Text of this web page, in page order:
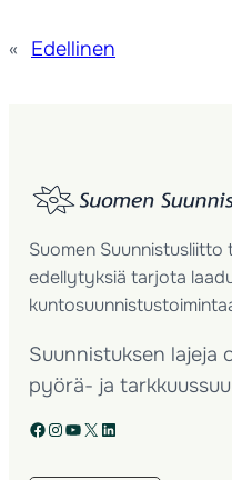
« Edellinen
Suomen
edellytyksiä tarjota
Suunnistuksen lajeja
pyörä- ja
Facebook Instagram YouTube X LinkedIn